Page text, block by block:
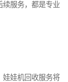
续服务，都是专业
娃娃机回收服务将